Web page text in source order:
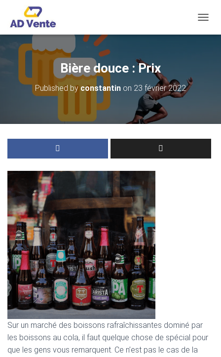
Bière douce : Prix
Published byconstantin on 23 février 2022
Sur un marché des boissons rafraîchissantes dominé par
les boissons au cola, il faut quelque chose de spécial pour
que les gens vous remarquent. Ce n’est pas le cas de la